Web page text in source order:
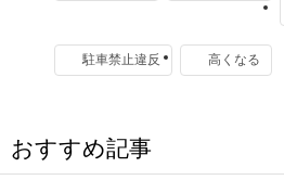
駐車禁止違反 高くなる
おすすめ記事